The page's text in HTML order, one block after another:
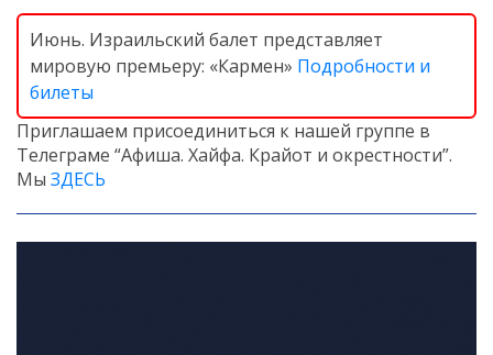
Июнь. Израильский балет представляет
мировую премьеру: «Кармен» Подробности и
билеты
Приглашаем присоединиться к нашей группе в
Телеграме “Афиша. Хайфа. Крайот и окрестности”.
Мы ЗДЕСЬ